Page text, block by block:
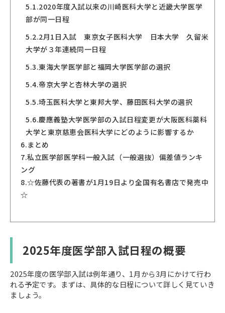
5.1.2020年度入試以来の川崎医科大学と近畿大学医学
部が同一日程
5.2.2月1日入試 東京女子医科大学 日本大学 久留米
大学が３年連続同一日程
5.3.東海大学医学部と福岡大学医学部の選択
5.4.帝京大学と杏林大学の選択
5.5.埼玉医科大学と東邦大学、藤田医科大学の選択
5.6.慶應義塾大学医学部の入試日程変更が大阪医科薬科
大学と東京慈恵会医科大学にどのように影響するか
6.まとめ
7.私立医学部医学科一般入試（一般選抜）偏差値ランキ
ング
8.☆佐藤代表の著書が1月19日より全国有名書店で発売中
☆
2025年度医学部入試日程の概要
2025年度の医学部入試は例年通り、1月から3月にかけて行わ
れる予定です。まずは、具体的な日程について詳しく見ていき
ましょう。